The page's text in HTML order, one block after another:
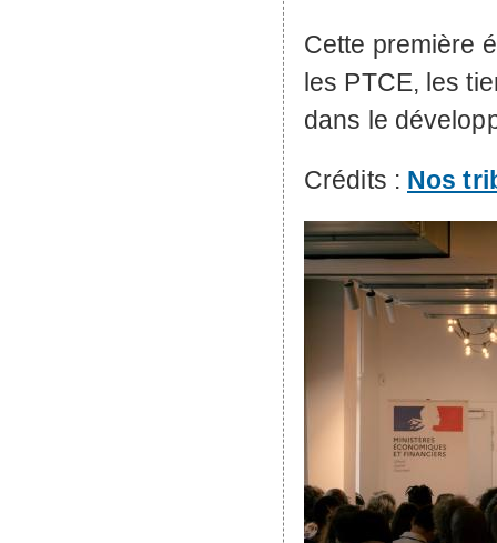
Cette première
les PTCE, les
dans le
Crédits : Nos